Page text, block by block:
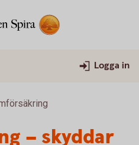
Logga in
– skyddar